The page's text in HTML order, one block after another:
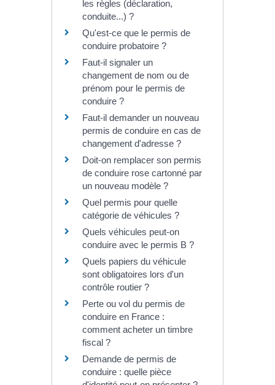
les règles (déclaration,
conduite...) ?
Qu'est-ce que le permis de
conduire probatoire ?
Faut-il signaler un
changement de nom ou de
prénom pour le permis de
conduire ?
Faut-il demander un nouveau
permis de conduire en cas de
changement d'adresse ?
Doit-on remplacer son permis
de conduire rose cartonné par
un nouveau modèle ?
Quel permis pour quelle
catégorie de véhicules ?
Quels véhicules peut-on
conduire avec le permis B ?
Quels papiers du véhicule
sont obligatoires lors d'un
contrôle routier ?
Perte ou vol du permis de
conduire en France :
comment acheter un timbre
fiscal ?
Demande de permis de
conduire : quelle pièce